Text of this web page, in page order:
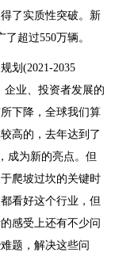
了实质性突破。新
超过550万辆。
划(2021-2035
企业、投资者发展的
下降，全球我们算
高的，去年达到了
成为新的亮点。但
爬坡过坎的关键时
看好这个行业，但
感受上还有不少问
题，解决这些问